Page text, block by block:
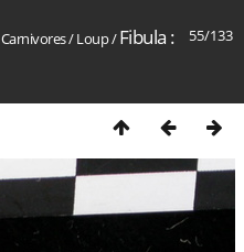
55/133
Carnivores/Loup/Fibula :